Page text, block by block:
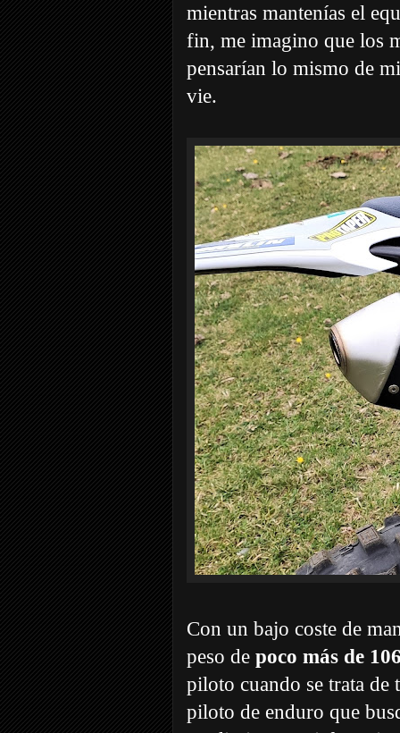
mientras mantenías el
fin, me imagino que los
pensarían lo mismo de
vie.
Con un bajo coste de
peso de poco más de
piloto cuando se trata
piloto de enduro que